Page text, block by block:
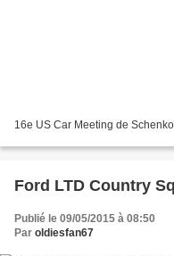
16e US Car Meeting de
Ford LTD Country
Publié le 09/05/2015 à 08:50
Par oldiesfan67